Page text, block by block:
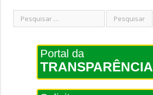
Portal da
TRANSPARÊNCIA